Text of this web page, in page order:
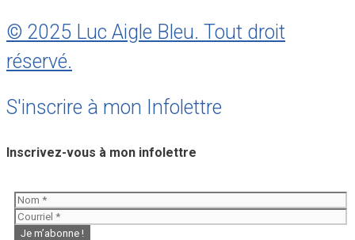
© 2025 Luc Aigle Bleu. Tout droit
réservé.
S'inscrire à mon Infolettre
Inscrivez-vous à mon infolettre